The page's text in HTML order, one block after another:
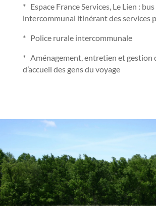
* Espace France Services, Le Lien : bus
intercommunal itinérant des services
* Police rurale intercommunale
* Aménagement, entretien et gestion
d’accueil des gens du voyage